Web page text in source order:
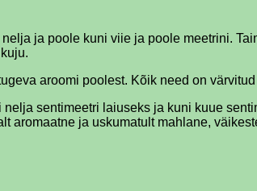
ja poole kuni viie ja poole meetrini.
aroomi poolest. Kõik need on
sentimeetri laiuseks ja kuni kuue
aromaatne ja uskumatult mahlane,